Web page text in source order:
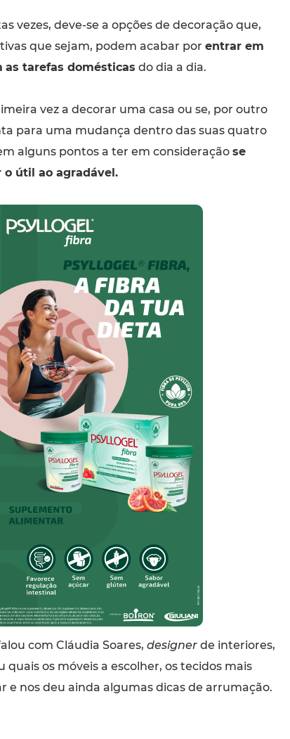
vezes, deve-se a opções de decoração que,
que sejam, podem acabar por entrar em
as tarefas domésticas do dia a dia.
vez a decorar uma casa ou se, por outro
para uma mudança dentro das suas quatro
alguns pontos a ter em consideração se
útil ao agradável.
com Cláudia Soares, designerde interiores,
quais os móveis a escolher, os tecidos mais
e nos deu ainda algumas dicas de arrumação.